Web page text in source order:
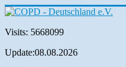
Visits: 5668099
Update:08.08.2026